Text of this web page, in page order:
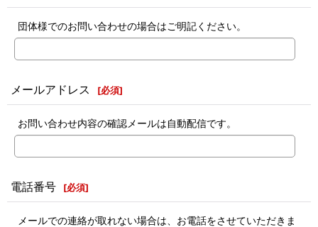
団体様でのお問い合わせの場合はご明記ください。
メールアドレス [必須]
お問い合わせ内容の確認メールは自動配信です。
電話番号 [必須]
メールでの連絡が取れない場合は、お電話をさせていただきま